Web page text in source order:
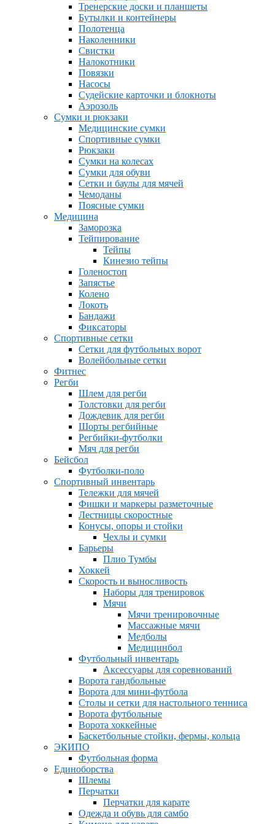
Тренерские доски и планшеты
Бутылки и контейнеры
Полотенца
Наколенники
Свистки
Налокотники
Повязки
Насосы
Судейские карточки и блокноты
Аэрозоль
Сумки и рюкзаки
Медицинские сумки
Спортивные сумки
Рюкзаки
Сумки на колесах
Сумки для обуви
Сетки и баулы для мячей
Чемоданы
Поясные сумки
Медицина
Заморозка
Тейпирование
Тейпы
Кинезио тейпы
Голеностоп
Запястье
Колено
Локоть
Бандажи
Фиксаторы
Спортивные сетки
Сетки для футбольных ворот
Волейбольные сетки
Фитнес
Регби
Шлем для регби
Толстовки для регби
Дождевик для регби
Шорты регбийные
Регбийки-футболки
Мяч для регби
Бейсбол
Футболки-поло
Спортивный инвентарь
Тележки для мячей
Фишки и маркеры разметочные
Лестницы скоростные
Конусы, опоры и стойки
Чехлы и сумки
Барьеры
Плио Тумбы
Хоккей
Скорость и выносливость
Наборы для тренировок
Мячи
Мячи тренировочные
Массажные мячи
Медболы
Медицинбол
Футбольный инвентарь
Аксессуары для соревнований
Ворота гандбольные
Ворота для мини-футбола
Столы и сетки для настольного тенниса
Ворота футбольные
Ворота хоккейные
Баскетбольные стойки, фермы, кольца
ЭКИПО
Футбольная форма
Единоборства
Шлемы
Перчатки
Перчатки для карате
Одежда и обувь для самбо